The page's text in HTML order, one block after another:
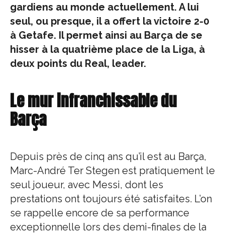
gardiens au monde actuellement. A lui
seul, ou presque, il a offert la victoire 2-0
à Getafe. Il permet ainsi au Barça de se
hisser à la quatrième place de la Liga, à
deux points du Real, leader.
Le mur infranchissable du
Barça
Depuis près de cinq ans qu’il est au Barça,
Marc-André Ter Stegen est pratiquement le
seul joueur, avec Messi, dont les
prestations ont toujours été satisfaites. L’on
se rappelle encore de sa performance
exceptionnelle lors des demi-finales de la